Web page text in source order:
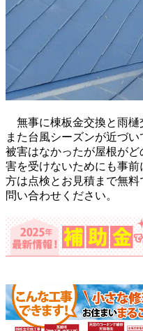
無事に棟板金交換と雨樋
また台風シーズンが近づ
被害はなかったが屋根が
害を受けないためにも事
方は点検とお見積まで無
問い合わせください。